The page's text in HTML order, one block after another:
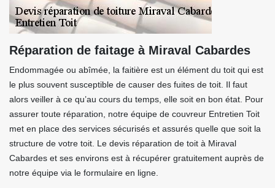
Réparation de faitage à Miraval Cabardes
Endommagée ou abîmée, la faitière est un élément du toit qui est
le plus souvent susceptible de causer des fuites de toit. Il faut
alors veiller à ce qu’au cours du temps, elle soit en bon état. Pour
assurer toute réparation, notre équipe de couvreur Entretien Toit
met en place des services sécurisés et assurés quelle que soit la
structure de votre toit. Le devis réparation de toit à Miraval
Cabardes et ses environs est à récupérer gratuitement auprès de
notre équipe via le formulaire en ligne.